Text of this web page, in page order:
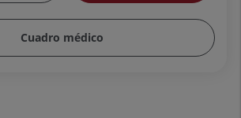
Cuadro médico